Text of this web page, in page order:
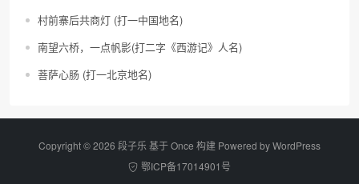
村前寨后共商灯 (打一中国地名)
南望六桥，一点帆影(打二字《西游记》人名)
菩萨心肠 (打一北京地名)
Copyright © 2026 段子乐 基于 Once 构建 Powered byWordPress
鄂ICP备17014901号